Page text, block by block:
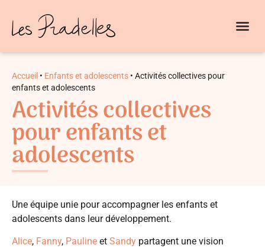
Accueil • Enfants et adolescents • Activités collectives pour
enfants et adolescents
Activités collectives
pour enfants et
adolescents
Une équipe unie pour accompagner les enfants et
adolescents dans leur développement.
Alice, Fanny, Pauline et Sandy partagent une vision